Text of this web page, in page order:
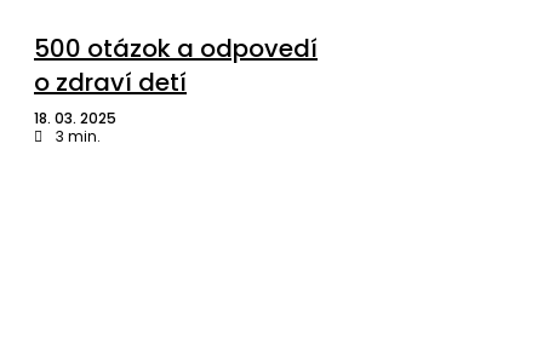
500 otázok a odpovedí
o zdraví detí
18. 03. 2025
3 min.